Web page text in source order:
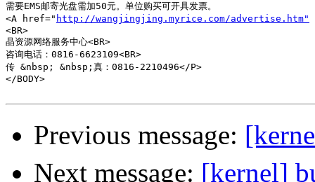
需要EMS邮寄光盘需加50元。单位购买可开具发票。
<A href=" http://wangjingjing.myrice.com/advertise.htm"
<BR>
晶资源网络服务中心<BR>
咨询电话：0816-6623109<BR>
传 &nbsp; &nbsp;真：0816-2210496</P>
</BODY>
Previous message:
Next message: [kernel]